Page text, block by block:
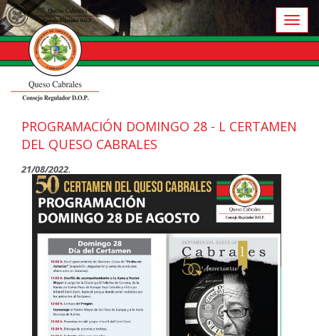
Toggle
PROGRAMACIÓN DOMINGO 28 - L CERTAMEN
DEL QUESO CABRALES
21/08/2022.